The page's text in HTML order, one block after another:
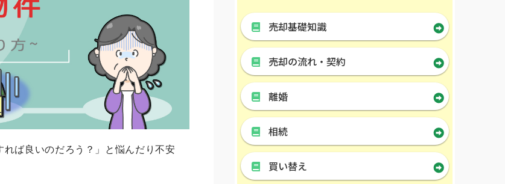
ば良いのだろう？」と悩んだり不安
売却基礎知識
売却の流れ・契約
離婚
相続
買い替え